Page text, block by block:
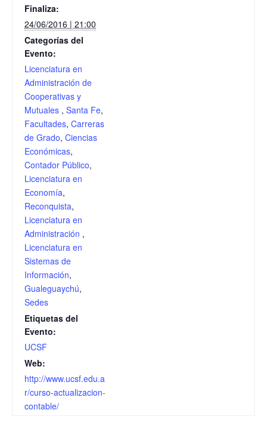
Finaliza:
24/06/2016 | 21:00
Categorías del
Evento:
Licenciatura en
Administración de
Cooperativas y
Mutuales , Santa Fe,
Facultades, Carreras
de Grado, Ciencias
Económicas,
Contador Público,
Licenciatura en
Economía,
Reconquista,
Licenciatura en
Administración ,
Licenciatura en
Sistemas de
Información,
Gualeguaychú,
Sedes
Etiquetas del
Evento:
UCSF
Web:
http://www.ucsf.edu.a
r/curso-actualizacion-
contable/ ‎